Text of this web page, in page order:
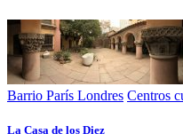
Barrio París Londres Centros
La Casa de los Diez